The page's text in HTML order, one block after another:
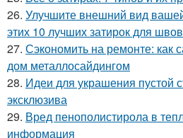
26. Улучшите внешний вид
этих 10 лучших затирок для швов
27. Сэкономить на ремонте: как
дом металлосайдингом
28. Идеи для украшения пустой
эксклюзива
29. Вред пенополистирола в
информация